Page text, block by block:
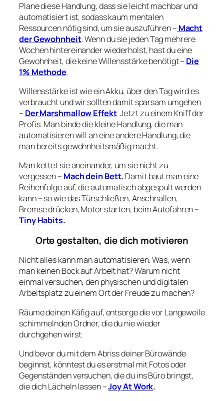
Plane diese Handlung, dass sie leicht machbar und
automatisiert ist, sodass kaum mentalen
Ressourcen nötig sind, um sie auszuführen – Macht
der Gewohnheit. Wenn du sie jeden Tag mehrere
Wochen hintereinander wiederholst, hast du eine
Gewohnheit, die keine Willensstärke benötigt – Die
1% Methode.
Willensstärke ist wie ein Akku, über den Tag wird es
verbraucht und wir sollten damit sparsam umgehen
– Der Marshmallow Effekt. Jetzt zu einem Kniff der
Profis. Man binde die kleine Handlung, die man
automatisieren will an eine andere Handlung, die
man bereits gewohnheitsmäßig macht.
Man kettet sie aneinander, um sie nicht zu
vergessen – Mach dein Bett. Damit baut man eine
Reihenfolge auf, die automatisch abgespult werden
kann – so wie das Türschließen, Anschnallen,
Bremse drücken, Motor starten, beim Autofahren –
Tiny Habits.
Orte gestalten, die dich motivieren
Nicht alles kann man automatisieren. Was, wenn
man keinen Bock auf Arbeit hat? Warum nicht
einmal versuchen, den physischen und digitalen
Arbeitsplatz zu einem Ort der Freude zu machen?
Räume deinen Käfig auf, entsorge die vor Langeweile
schimmelnden Ordner, die du nie wieder
durchgehen wirst.
Und bevor du mit dem Abriss deiner Bürowände
beginnst, könntest du es erstmal mit Fotos oder
Gegenständen versuchen, die du ins Büro bringst,
die dich Lächeln lassen –Joy At Work.